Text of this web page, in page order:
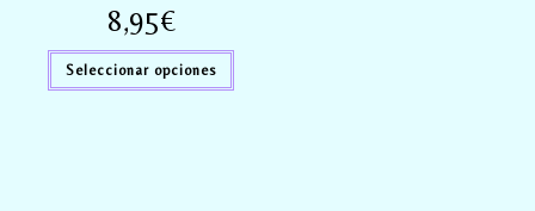
8,95€
Seleccionar opciones